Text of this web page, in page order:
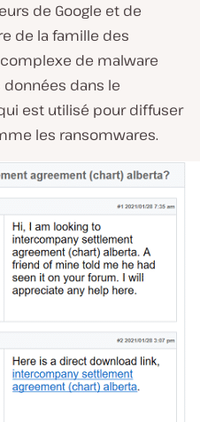
de Google et de
de la famille des
de malware
dans le
est utilisé pour diffuser
les ransomwares.